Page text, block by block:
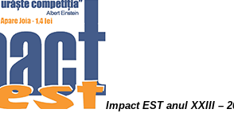
Impact EST anul XXIII –